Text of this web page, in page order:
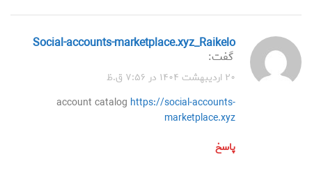
social-accounts-marketplace.xyz_Raikelo
گفت:
۲۰ اردیبهشت ۱۴۰۴ در ۷:۵۶ ق.ظ
account catalog https://social-accounts-
marketplace.xyz
پاسخ